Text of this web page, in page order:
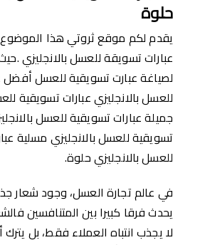
حلوة
يقدم لكم موقع ثروتي هذا
عبارات تسويقة للعسل بالانجليزي
لصياغة عبارت تسويقية للعسل
للعسل بالانجليزي عبارات تسويقية
جميلة عبارات تسويقية للعسل
تسويقية للعسل بالانجليزي مسلية
للعسل بالانجليزي حلوة.
في عالم تجارة العسل، وجود شعار
يحدث فرقا كبيرا بين المتنافسين
لا يجذب انتباه العملاء فقط، بل يترك